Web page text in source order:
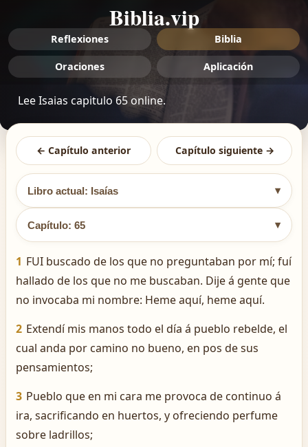
Biblia.vip
Reflexiones Biblia
Oraciones Aplicación
Lee Isaias capitulo 65 online.
← Capítulo anterior Capítulo siguiente →
Libro actual: Isaías ▾
Capítulo: 65 ▾
1 FUI buscado de los que no preguntaban por mí; fuí
hallado de los que no me buscaban. Dije á gente que
no invocaba mi nombre: Heme aquí, heme aquí.
2 Extendí mis manos todo el día á pueblo rebelde, el
cual anda por camino no bueno, en pos de sus
pensamientos;
3 Pueblo que en mi cara me provoca de continuo á
ira, sacrificando en huertos, y ofreciendo perfume
sobre ladrillos;